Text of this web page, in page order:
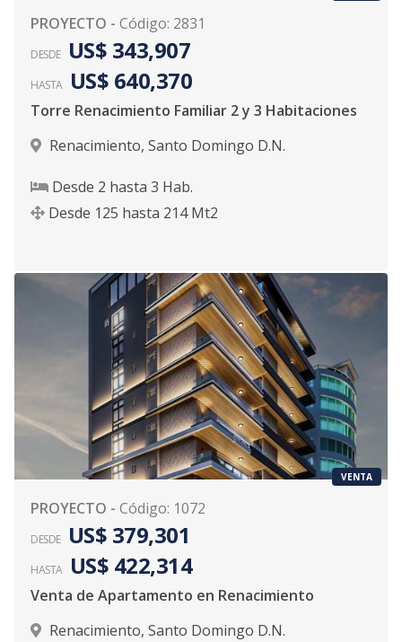
PROYECTO - Código: 2831
DESDE US$ 343,907
HASTA US$ 640,370
Torre Renacimiento Familiar 2 y 3 Habitaciones
Renacimiento, Santo Domingo D.N.
Desde 2 hasta 3 Hab.
Desde 125 hasta 214 Mt2
VENTA
PROYECTO - Código: 1072
DESDE US$ 379,301
HASTA US$ 422,314
Venta de Apartamento en Renacimiento
Renacimiento, Santo Domingo D.N.